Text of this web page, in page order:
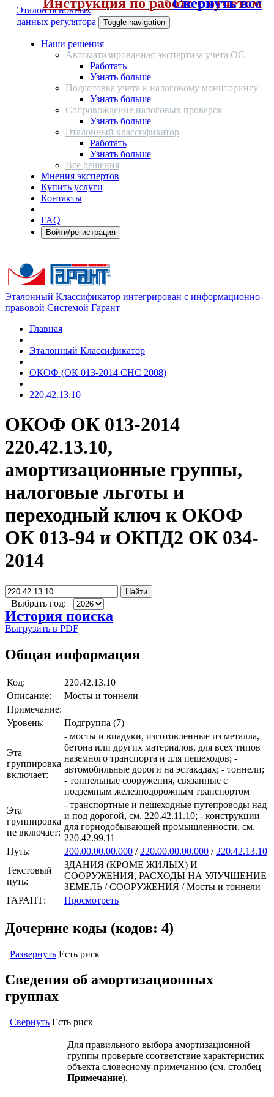
Эталон основных
данных регулятора
Toggle navigation
Наши решения
Автоматизированная экспертиза учета ОС
Работать
Узнать больше
Подготовка учета к налоговому мониторингу
Узнать больше
Сопровождение налоговых проверок
Узнать больше
Эталонный классификатор
Работать
Узнать больше
Все решения
Мнения экспертов
Купить услуги
Контакты
FAQ
Войти/регистрация
Эталонный Классификатор интегрирован с информационно-
правовой Системой Гарант
Главная
Эталонный Классификатор
ОКОФ (ОК 013-2014 СНС 2008)
220.42.13.10
ОКОФ ОК 013-2014
220.42.13.10,
амортизационные группы,
налоговые льготы и
переходный ключ к ОКОФ
ОК 013-94 и ОКПД2 ОК 034-
2014
Найти
Выбрать год:
История поиска
Выгрузить в PDF
Общая информация
Код:
220.42.13.10
Описание:
Мосты и тоннели
Примечание:
Уровень:
Подгруппа (7)
Эта
группировка
включает:
- мосты и виадуки, изготовленные из металла,
бетона или других материалов, для всех типов
наземного транспорта и для пешеходов; -
автомобильные дороги на эстакадах; - тоннели;
- тоннельные сооружения, связанные с
подземным железнодорожным транспортом
Эта
группировка
не включает:
- транспортные и пешеходные путепроводы над
и под дорогой, см. 220.42.11.10; - конструкции
для горнодобывающей промышленности, см.
220.42.99.11
Путь:
200.00.00.00.000 / 220.00.00.00.000 / 220.42.13.10
Текстовый
путь:
ЗДАНИЯ (КРОМЕ ЖИЛЫХ) И
СООРУЖЕНИЯ, РАСХОДЫ НА УЛУЧШЕНИЕ
ЗЕМЕЛЬ / СООРУЖЕНИЯ / Мосты и тоннели
ГАРАНТ:
Просмотреть
Дочерние коды (кодов: 4)
Развернуть Есть риск
Сведения об амортизационных
группах
Свернуть Есть риск
Для правильного выбора амортизационной
группы проверьте соответствие характеристик
объекта словесному примечанию (см. столбец
Примечание).